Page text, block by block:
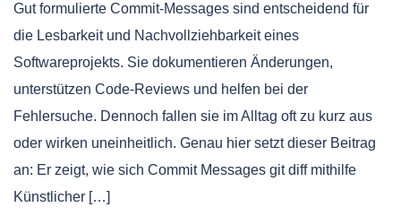
Gut formulierte Commit-Messages sind entscheidend für
die Lesbarkeit und Nachvollziehbarkeit eines
Softwareprojekts. Sie dokumentieren Änderungen,
unterstützen Code-Reviews und helfen bei der
Fehlersuche. Dennoch fallen sie im Alltag oft zu kurz aus
oder wirken uneinheitlich. Genau hier setzt dieser Beitrag
an: Er zeigt, wie sich Commit Messages git diff mithilfe
Künstlicher […]